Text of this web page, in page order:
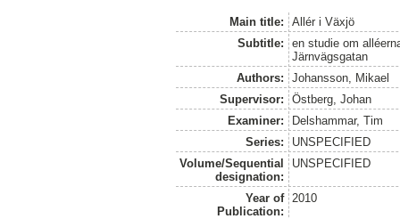
Main title:
Allér i Växjö
Subtitle:
en studie om
Järnvägsgatan
Authors:
Johansson, Mikael
Supervisor:
Östberg, Johan
Examiner:
Delshammar, Tim
Series:
UNSPECIFIED
Volume/Sequential
designation:
UNSPECIFIED
Year of
Publication:
2010